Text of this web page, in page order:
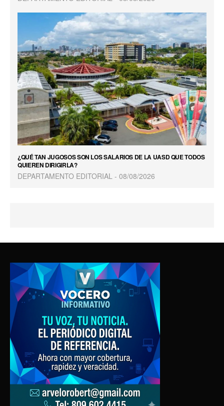
¿QUÉ TAN JUGOSOS SON LOS SALARIOS DE LA UASD QUE TODOS
QUIEREN DIRIGIRLA?
DEPARTAMENTO EDITORIAL 08/08/2026